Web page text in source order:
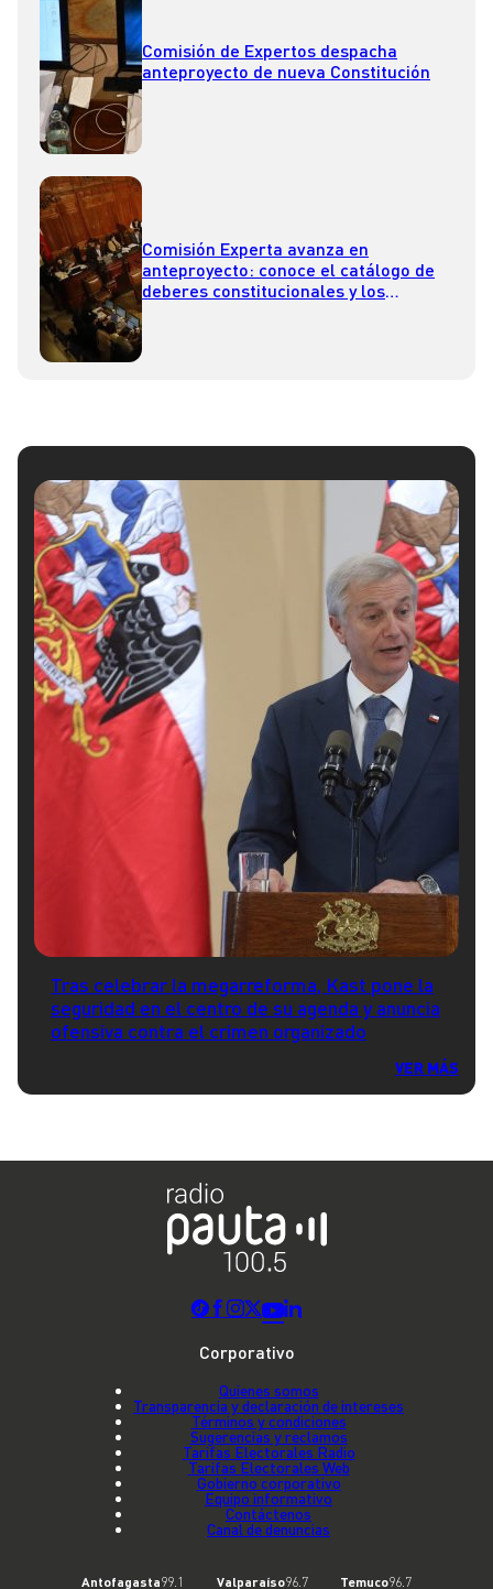
Comisión de Expertos despacha
anteproyecto de nueva Constitución
Comisión Experta avanza en
anteproyecto: conoce el catálogo de
deberes constitucionales y los
Tras celebrar la megarreforma, Kast pone la
seguridad en el centro de su agenda y anuncia
ofensiva contra el crimen organizado
VER MÁS
Corporativo
Quienes somos
Transparencia y declaración de intereses
Términos y condiciones
Sugerencias y reclamos
Tarifas Electorales Radio
Tarifas Electorales Web
Gobierno corporativo
Equipo informativo
Contáctenos
Canal de denuncias
Antofagasta99.1 Valparaíso96.7 Temuco96.7